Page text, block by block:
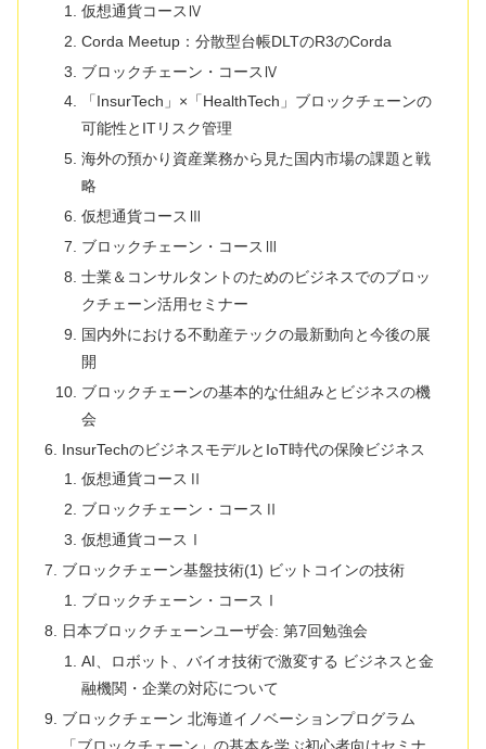
仮想通貨コースⅣ
Corda Meetup：分散型台帳DLTのR3のCorda
ブロックチェーン・コースⅣ
「InsurTech」×「HealthTech」ブロックチェーンの
可能性とITリスク管理
海外の預かり資産業務から見た国内市場の課題と戦
略
仮想通貨コースⅢ
ブロックチェーン・コースⅢ
士業＆コンサルタントのためのビジネスでのブロッ
クチェーン活用セミナー
国内外における不動産テックの最新動向と今後の展
開
ブロックチェーンの基本的な仕組みとビジネスの機
会
InsurTechのビジネスモデルとIoT時代の保険ビジネス
仮想通貨コースⅡ
ブロックチェーン・コースⅡ
仮想通貨コースⅠ
ブロックチェーン基盤技術(1) ビットコインの技術
ブロックチェーン・コースⅠ
日本ブロックチェーンユーザ会: 第7回勉強会
AI、ロボット、バイオ技術で激変する ビジネスと金
融機関・企業の対応について
ブロックチェーン 北海道イノベーションプログラム
「ブロックチェーン」の基本を学ぶ初心者向けセミナ